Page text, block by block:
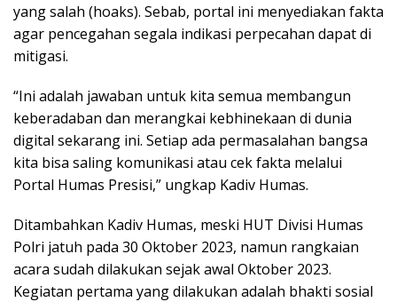
yang salah (hoaks). Sebab, portal ini menyediakan fakta
agar pencegahan segala indikasi perpecahan dapat di
mitigasi.
“Ini adalah jawaban untuk kita semua membangun
keberadaban dan merangkai kebhinekaan di dunia
digital sekarang ini. Setiap ada permasalahan bangsa
kita bisa saling komunikasi atau cek fakta melalui
Portal Humas Presisi,” ungkap Kadiv Humas.
Ditambahkan Kadiv Humas, meski HUT Divisi Humas
Polri jatuh pada 30 Oktober 2023, namun rangkaian
acara sudah dilakukan sejak awal Oktober 2023.
Kegiatan pertama yang dilakukan adalah bhakti sosial